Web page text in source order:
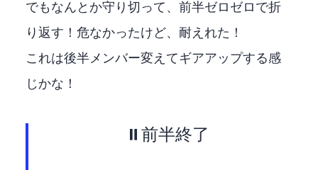
でもなんとか守り切って、前半ゼロゼロで折
り返す！危なかったけど、耐えれた！
これは後半メンバー変えてギアアップする感
じかな！
⏸️前半終了